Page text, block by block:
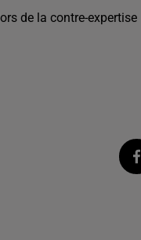
de la contre-expertise